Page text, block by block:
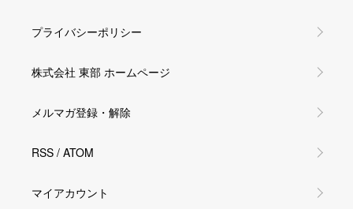
プライバシーポリシー
株式会社 東部 ホームページ
メルマガ登録・解除
RSS / ATOM
マイアカウント